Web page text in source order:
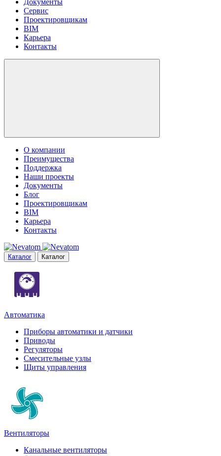
Документы
Сервис
Проектировщикам
BIM
Карьера
Контакты
О компании
Преимущества
Поддержка
Наши проекты
Документы
Блог
Проектировщикам
BIM
Карьера
Контакты
Каталог Каталог
Автоматика
Приборы автоматики и датчики
Приводы
Регуляторы
Смесительные узлы
Щиты управления
Вентиляторы
Канальные вентиляторы